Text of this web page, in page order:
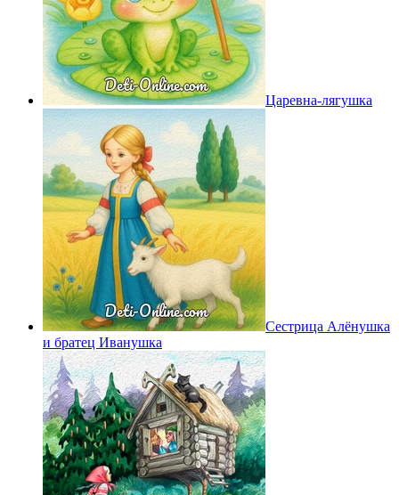
Царевна-лягушка
Сестрица Алёнушка
и братец Иванушка